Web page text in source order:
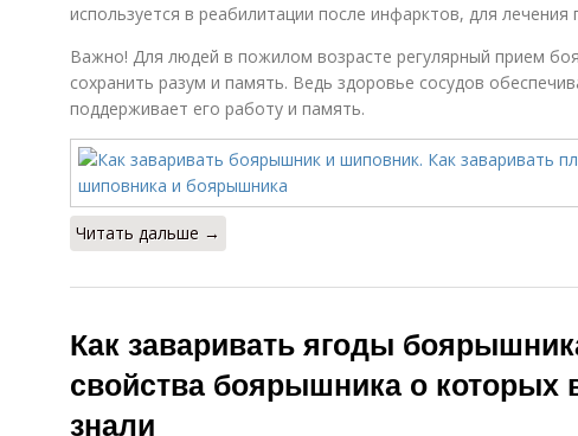
используется в реабилитации после инфарктов, для лечения
Важно! Для людей в пожилом возрасте регулярный прием
сохранить разум и память. Ведь здоровье сосудов
поддерживает его работу и память.
Читать дальше →
Как заваривать ягоды
свойства боярышника о которых
знали